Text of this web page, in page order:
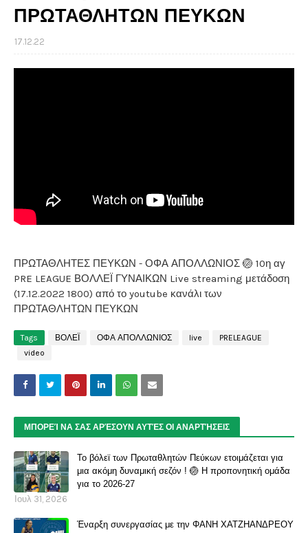
ΠΡΩΤΑΘΛΗΤΩΝ ΠΕΥΚΩΝ
17.12.22
ΠΡΩΤΑΘΛΗΤΕΣ ΠΕΥΚΩΝ - ΟΦΑ ΑΠΟΛΛΩΝΙΟΣ 🏐 10η αγ
PRE LEAGUE ΒΟΛΛΕΪ ΓΥΝΑΙΚΩΝ Live streaming μετάδοση
(17.12.2022 1800) από το youtube κανάλι των
ΠΡΩΤΑΘΛΗΤΩΝ ΠΕΥΚΩΝ
Tags ΒΟΛΕΪ ΟΦΑ ΑΠΟΛΛΩΝΙΟΣ live
PRELEAGUE
video
ΜΠΟΡΕΊ ΝΑ ΣΑΣ ΑΡΈΣΟΥΝ ΑΥΤΈΣ ΟΙ ΑΝΑΡΤΉΣΕΙΣ
Το βόλεϊ των Πρωταθλητών Πεύκων ετοιμάζεται για
μια ακόμη δυναμική σεζόν ! 🏐 Η προπονητική ομάδα
για το 2026-27
Ιουλ 31, 2026
Έναρξη συνεργασίας με την ΦΑΝΗ ΧΑΤΖΗΑΝΔΡΕΟΥ